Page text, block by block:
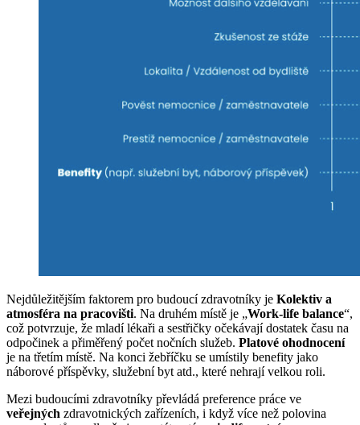
Nejdůležitějším faktorem pro budoucí zdravotníky je Kolektiv a
atmosféra na pracovišti. Na druhém místě je „Work-life balance“,
což potvrzuje, že mladí lékaři a sestřičky očekávají dostatek času na
odpočinek a přiměřený počet nočních služeb. Platové ohodnocení
je na třetím místě. Na konci žebříčku se umístily benefity jako
náborové příspěvky, služební byt atd., které nehrají velkou roli.
Mezi budoucími zdravotníky převládá preference práce ve
veřejných zdravotnických zařízeních, i když více než polovina